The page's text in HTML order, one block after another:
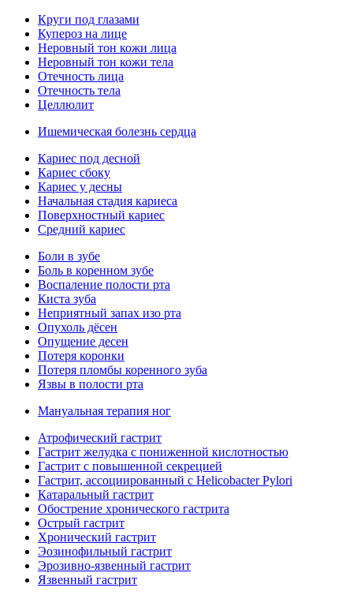
Круги под глазами
Купероз на лице
Неровный тон кожи лица
Неровный тон кожи тела
Отечность лица
Отечность тела
Целлюлит
Ишемическая болезнь сердца
Кариес под десной
Кариес сбоку
Кариес у десны
Начальная стадия кариеса
Поверхностный кариес
Средний кариес
Боли в зубе
Боль в коренном зубе
Воспаление полости рта
Киста зуба
Неприятный запах изо рта
Опухоль дёсен
Опущение десен
Потеря коронки
Потеря пломбы коренного зуба
Язвы в полости рта
Мануальная терапия ног
Атрофический гастрит
Гастрит желудка с пониженной кислотностью
Гастрит с повышенной секрецией
Гастрит, ассоциированный с Helicobacter Pylori
Катаральный гастрит
Обострение хронического гастрита
Острый гастрит
Хронический гастрит
Эозинофильный гастрит
Эрозивно-язвенный гастрит
Язвенный гастрит